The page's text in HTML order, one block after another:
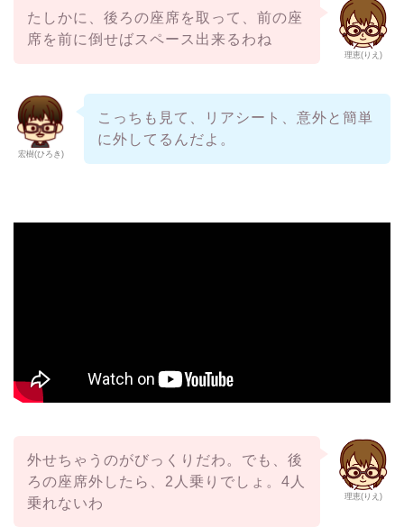
理恵(りえ)
たしかに、後ろの座席を取って、前の座
席を前に倒せばスペース出来るわね
宏樹(ひろき)
こっちも見て、リアシート、意外と簡単
に外してるんだよ。
理恵(りえ)
外せちゃうのがびっくりだわ。でも、後
ろの座席外したら、2人乗りでしょ。4人
乗れないわ